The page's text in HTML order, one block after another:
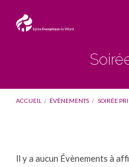
ACCUEIL / ÉVÈNEMENTS / SOIRÉE
Soirée
Il y a aucun Évènements à